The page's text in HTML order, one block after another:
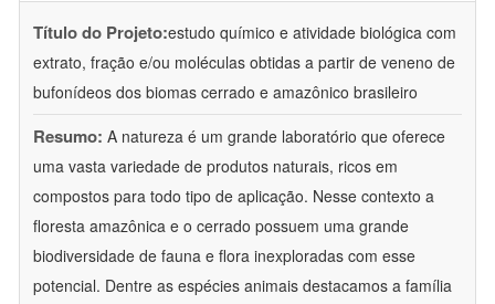
Título do Projeto:estudo químico e atividade biológica com
extrato, fração e/ou moléculas obtidas a partir de veneno de
bufonídeos dos biomas cerrado e amazônico brasileiro
Resumo: A natureza é um grande laboratório que oferece
uma vasta variedade de produtos naturais, ricos em
compostos para todo tipo de aplicação. Nesse contexto a
floresta amazônica e o cerrado possuem uma grande
biodiversidade de fauna e flora inexploradas com esse
potencial. Dentre as espécies animais destacamos a família